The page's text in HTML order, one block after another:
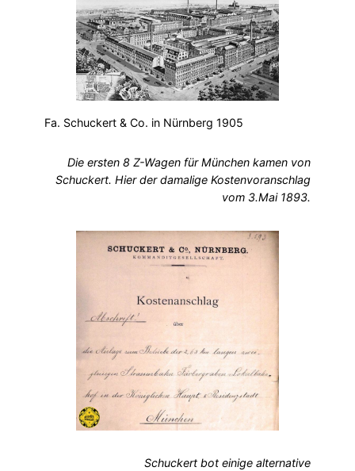
Fa. Schuckert & Co. in Nürnberg 1905
Die ersten 8 Z-Wagen für München kamen von
Schuckert. Hier der damalige Kostenvoranschlag
vom 3.Mai 1893.
Schuckert bot einige alternative